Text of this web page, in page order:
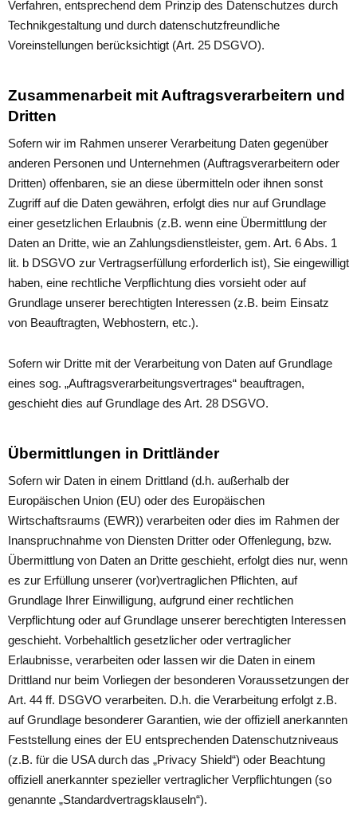
Verfahren, entsprechend dem Prinzip des Datenschutzes durch
Technikgestaltung und durch datenschutzfreundliche
Voreinstellungen berücksichtigt (Art. 25 DSGVO).
Zusammenarbeit mit Auftragsverarbeitern und
Dritten
Sofern wir im Rahmen unserer Verarbeitung Daten gegenüber
anderen Personen und Unternehmen (Auftragsverarbeitern oder
Dritten) offenbaren, sie an diese übermitteln oder ihnen sonst
Zugriff auf die Daten gewähren, erfolgt dies nur auf Grundlage
einer gesetzlichen Erlaubnis (z.B. wenn eine Übermittlung der
Daten an Dritte, wie an Zahlungsdienstleister, gem. Art. 6 Abs. 1
lit. b DSGVO zur Vertragserfüllung erforderlich ist), Sie eingewilligt
haben, eine rechtliche Verpflichtung dies vorsieht oder auf
Grundlage unserer berechtigten Interessen (z.B. beim Einsatz
von Beauftragten, Webhostern, etc.).
Sofern wir Dritte mit der Verarbeitung von Daten auf Grundlage
eines sog. „Auftragsverarbeitungsvertrages“ beauftragen,
geschieht dies auf Grundlage des Art. 28 DSGVO.
Übermittlungen in Drittländer
Sofern wir Daten in einem Drittland (d.h. außerhalb der
Europäischen Union (EU) oder des Europäischen
Wirtschaftsraums (EWR)) verarbeiten oder dies im Rahmen der
Inanspruchnahme von Diensten Dritter oder Offenlegung, bzw.
Übermittlung von Daten an Dritte geschieht, erfolgt dies nur, wenn
es zur Erfüllung unserer (vor)vertraglichen Pflichten, auf
Grundlage Ihrer Einwilligung, aufgrund einer rechtlichen
Verpflichtung oder auf Grundlage unserer berechtigten Interessen
geschieht. Vorbehaltlich gesetzlicher oder vertraglicher
Erlaubnisse, verarbeiten oder lassen wir die Daten in einem
Drittland nur beim Vorliegen der besonderen Voraussetzungen der
Art. 44 ff. DSGVO verarbeiten. D.h. die Verarbeitung erfolgt z.B.
auf Grundlage besonderer Garantien, wie der offiziell anerkannten
Feststellung eines der EU entsprechenden Datenschutzniveaus
(z.B. für die USA durch das „Privacy Shield“) oder Beachtung
offiziell anerkannter spezieller vertraglicher Verpflichtungen (so
genannte „Standardvertragsklauseln“).